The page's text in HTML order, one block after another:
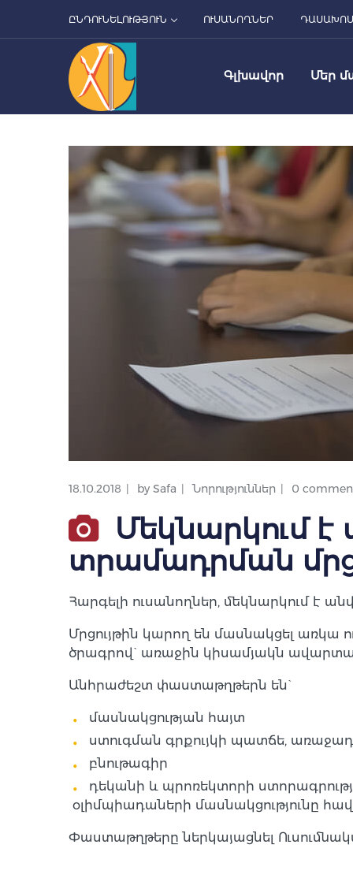
ԸՆԴՈՒՆԵԼՈՒԹՅՈՒՆ ՈՒՍԱՆՈՂՆԵՐ
Գլխավոր Մեր
18.10.2018 by Safa Նորություններ 0
Մեկնարկում
տրամադրման
Հարգելի ուսանողներ, մեկնարկում է
Մրցույթին կարող են մասնակցել առկա
ծրագրով` առաջին կիսամյակն ավարտած
Անհրաժեշտ փաստաթղթերն են`
մասնակցության հայտ
ստուգման գրքույկի պատճե,
բնութագիր
դեկանի և պրոռեկտորի
օլիմպիադաների մասնակցությունը
Փաստաթղթերը ներկայացնել